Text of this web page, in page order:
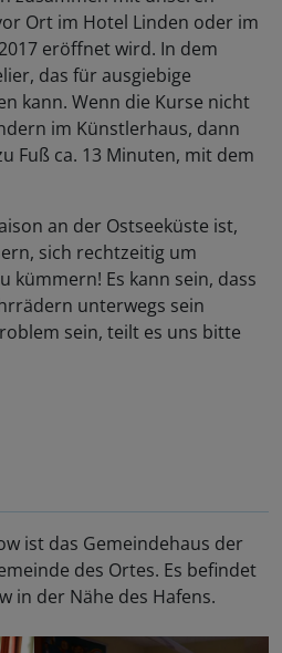
Ort im Hotel Linden oder im
eröffnet wird. In dem
das für ausgiebige
kann. Wenn die Kurse nicht
im Künstlerhaus, dann
Fuß ca. 13 Minuten, mit dem
an der Ostseeküste ist,
sich rechtzeitig um
kümmern! Es kann sein, dass
unterwegs sein
sein, teilt es uns bitte
ist das Gemeindehaus der
des Ortes. Es befindet
in der Nähe des Hafens.